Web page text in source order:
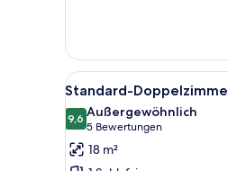
Bed
anzeigen
Double
Room,
1
Queen
Bed
Alle
Fotos
für
Standard-
Doppelzimmer,
10
Standard-
9,69,6 von 10
Außergewöhnlich
5 Bewertungen
(5
Bewertungen)
18 m²